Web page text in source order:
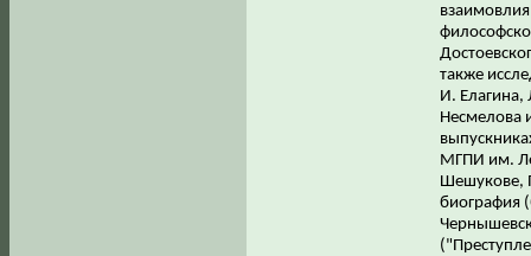
также
И.
Несмелова
МГПИ им.
Шешукове,
биография